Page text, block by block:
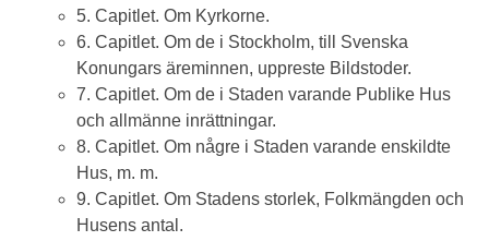
5. Capitlet. Om Kyrkorne.
6. Capitlet. Om de i Stockholm, till Svenska
Konungars äreminnen, uppreste Bildstoder.
7. Capitlet. Om de i Staden varande Publike Hus
och allmänne inrättningar.
8. Capitlet. Om någre i Staden varande enskildte
Hus, m. m.
9. Capitlet. Om Stadens storlek, Folkmängden och
Husens antal.